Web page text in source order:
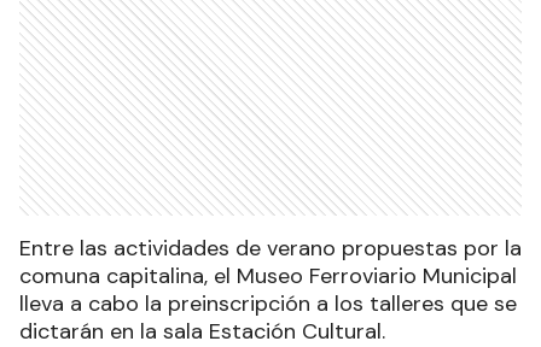
Entre las actividades de verano propuestas por la
comuna capitalina, el Museo Ferroviario Municipal
lleva a cabo la preinscripción a los talleres que se
dictarán en la sala Estación Cultural.